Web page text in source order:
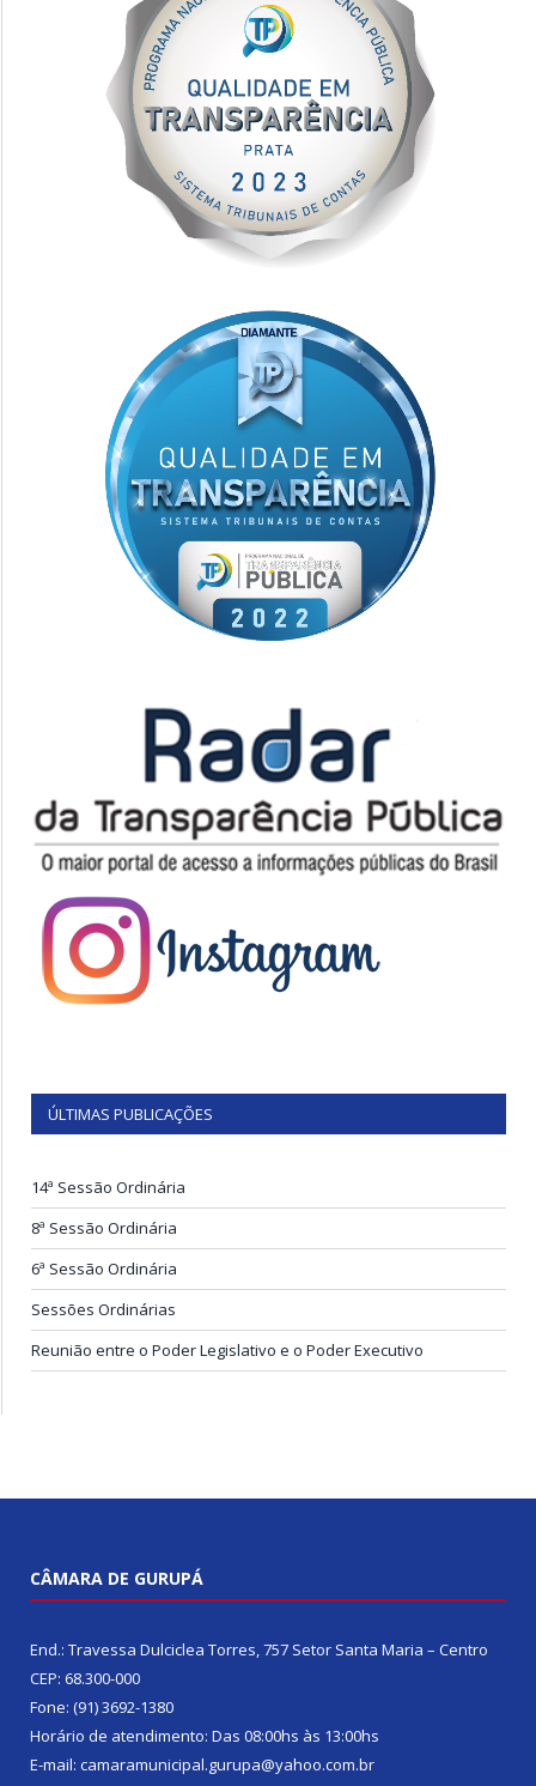
ÚLTIMAS PUBLICAÇÕES
14ª Sessão Ordinária
8ª Sessão Ordinária
6ª Sessão Ordinária
Sessões Ordinárias
Reunião entre o Poder Legislativo e o Poder Executivo
CÂMARA DE GURUPÁ
End.: Travessa Dulciclea Torres, 757 Setor Santa Maria – Centro
CEP: 68.300-000
Fone: (91) 3692-1380
Horário de atendimento: Das 08:00hs às 13:00hs
E-mail: camaramunicipal.gurupa@yahoo.com.br